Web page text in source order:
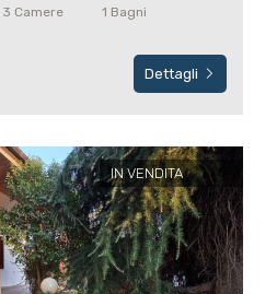
3 Camere 1 Bagni
Dettagli
IN VENDITA